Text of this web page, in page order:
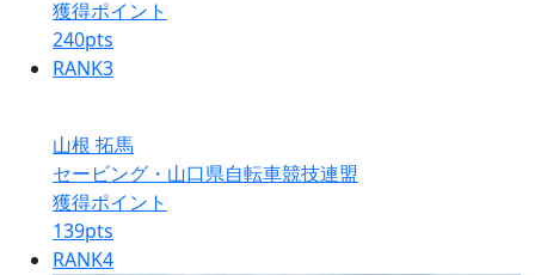
獲得ポイント
240pts
RANK3
山根 拓馬
セービング・山口県自転車競技連盟
獲得ポイント
139pts
RANK4